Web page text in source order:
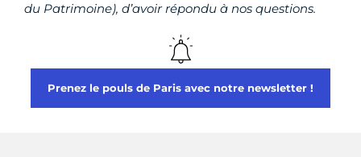
du Patrimoine), d’avoir répondu à nos questions.
Prenez le pouls de Paris avec notre newsletter !